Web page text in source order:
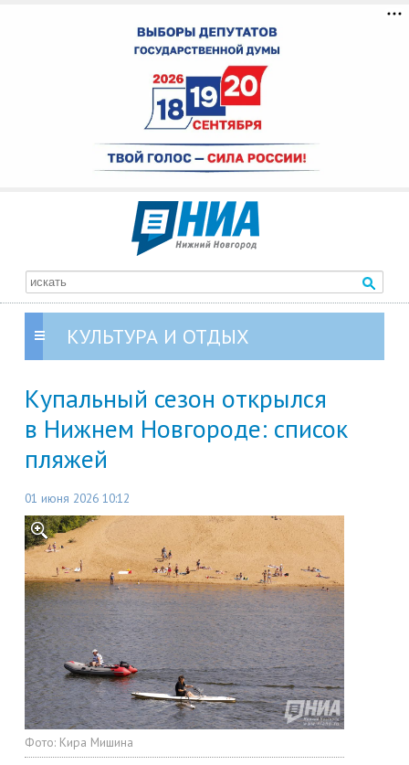
КУЛЬТУРА И ОТДЫХ
Купальный сезон открылся
в Нижнем Новгороде: список
пляжей
01 июня 2026 10:12
Фото: Кира Мишина